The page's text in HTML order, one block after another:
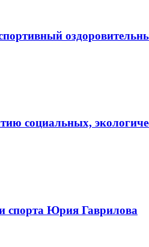
социальных,
спорта Юрия Гаврилова